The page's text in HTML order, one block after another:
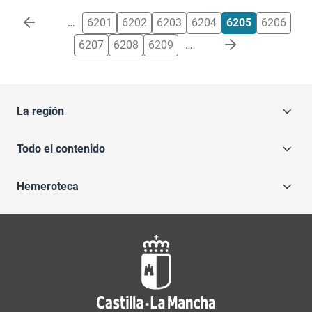
Paginación … 6201 6202 6203 6204 6205
6206
6207
6208 6209 …
La región
Todo el contenido
Hemeroteca